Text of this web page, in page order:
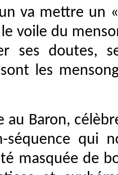
va mettre
voile du
ses doutes,
les
au Baron,
séquence qui
masquée de